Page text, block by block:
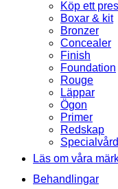
Köp ett
Boxar & kit
Bronzer
Concealer
Finish
Foundation
Rouge
Läppar
Ögon
Primer
Redskap
Specialvård
Läs om våra
Behandlingar